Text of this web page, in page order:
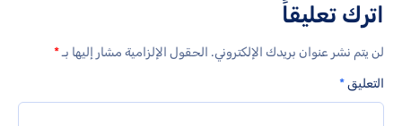
اترك تعليقاً
لن يتم نشر عنوان بريدك الإلكتروني. الحقول الإلزامية مشار إليها بـ*
التعليق*